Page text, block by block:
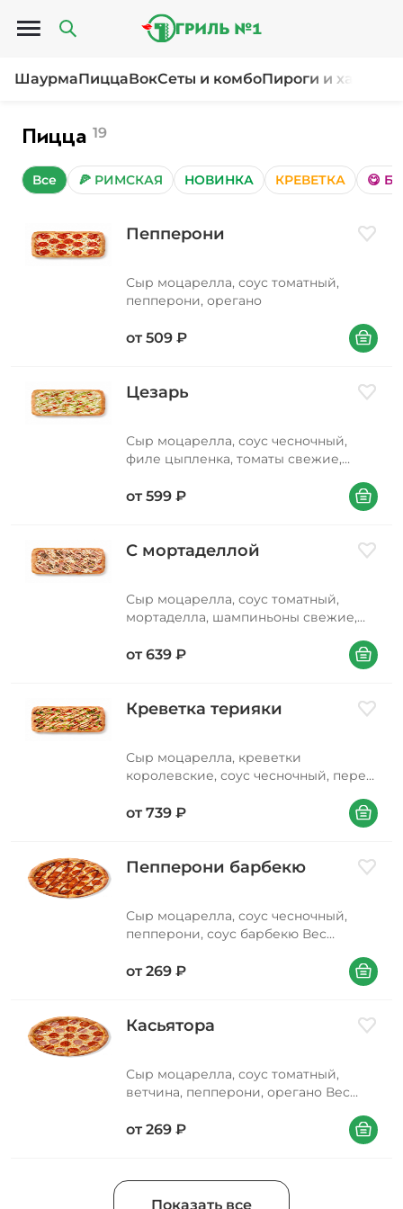
Открыть меню
ШаурмаПиццаВокСеты и комбоПироги и
Пицца 19
Все 🍕 РИМСКАЯ НОВИНКА КРЕВЕТКА 😋
Пепперони
Сыр моцарелла, соус томатный,
пепперони, орегано
от 509 ₽ В корзину
Цезарь
Сыр моцарелла, соус чесночный,
филе цыпленка, томаты свежие,
альфредо
от 599 ₽ В корзину
С мортаделлой
Сыр моцарелла, соус томатный,
мортаделла, шампиньоны свежие,
от 639 ₽ В корзину
Креветка терияки
Сыр моцарелла, креветки
королевские, соус чесночный, перец
зеленый, кунжут
от 739 ₽ В корзину
Пепперони барбекю
Сыр моцарелла, соус чесночный,
пепперони, соус барбекю Вес
от 269 ₽ В корзину
Касьятора
Сыр моцарелла, соус томатный,
ветчина, пепперони, орегано Вес
от 269 ₽ В корзину
Показать все